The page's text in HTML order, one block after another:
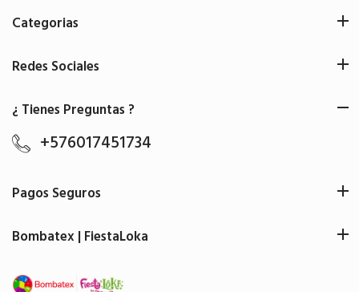
Categorias
Redes Sociales
¿ Tienes Preguntas ?
+576017451734
Pagos Seguros
Bombatex | FiestaLoka